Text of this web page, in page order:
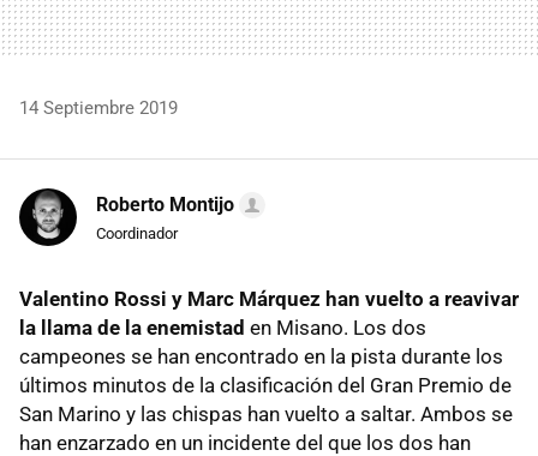
14 Septiembre 2019
Roberto Montijo
Coordinador
Valentino Rossi y Marc Márquez han vuelto a reavivar
la llama de la enemistad en Misano. Los dos
campeones se han encontrado en la pista durante los
últimos minutos de la clasificación del Gran Premio de
San Marino y las chispas han vuelto a saltar. Ambos se
han enzarzado en un incidente del que los dos han